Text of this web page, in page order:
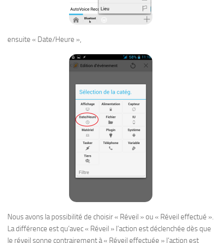
ensuite « Date/Heure »,
Nous avons la possibilité de choisir « Réveil » ou « Réveil effectué ».
La différence est qu’avec « Réveil » l’action est déclenchée dès que
le réveil sonne contrairement à « Réveil effectuée » l’action est